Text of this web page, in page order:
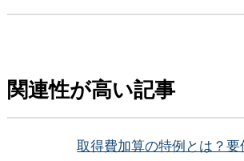
関連性が高い記事
取得費加算の特例とは？